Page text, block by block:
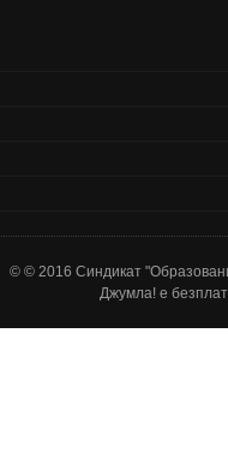
© © 2016 Синдикат
Джумла! е